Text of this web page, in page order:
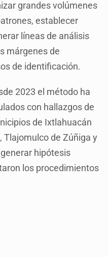
grandes volúmenes
establecer
líneas de análisis
márgenes de
de identificación.
2023 el método ha
con hallazgos de
de Ixtlahuacán
Tlajomulco de Zúñiga y
hipótesis
los procedimientos